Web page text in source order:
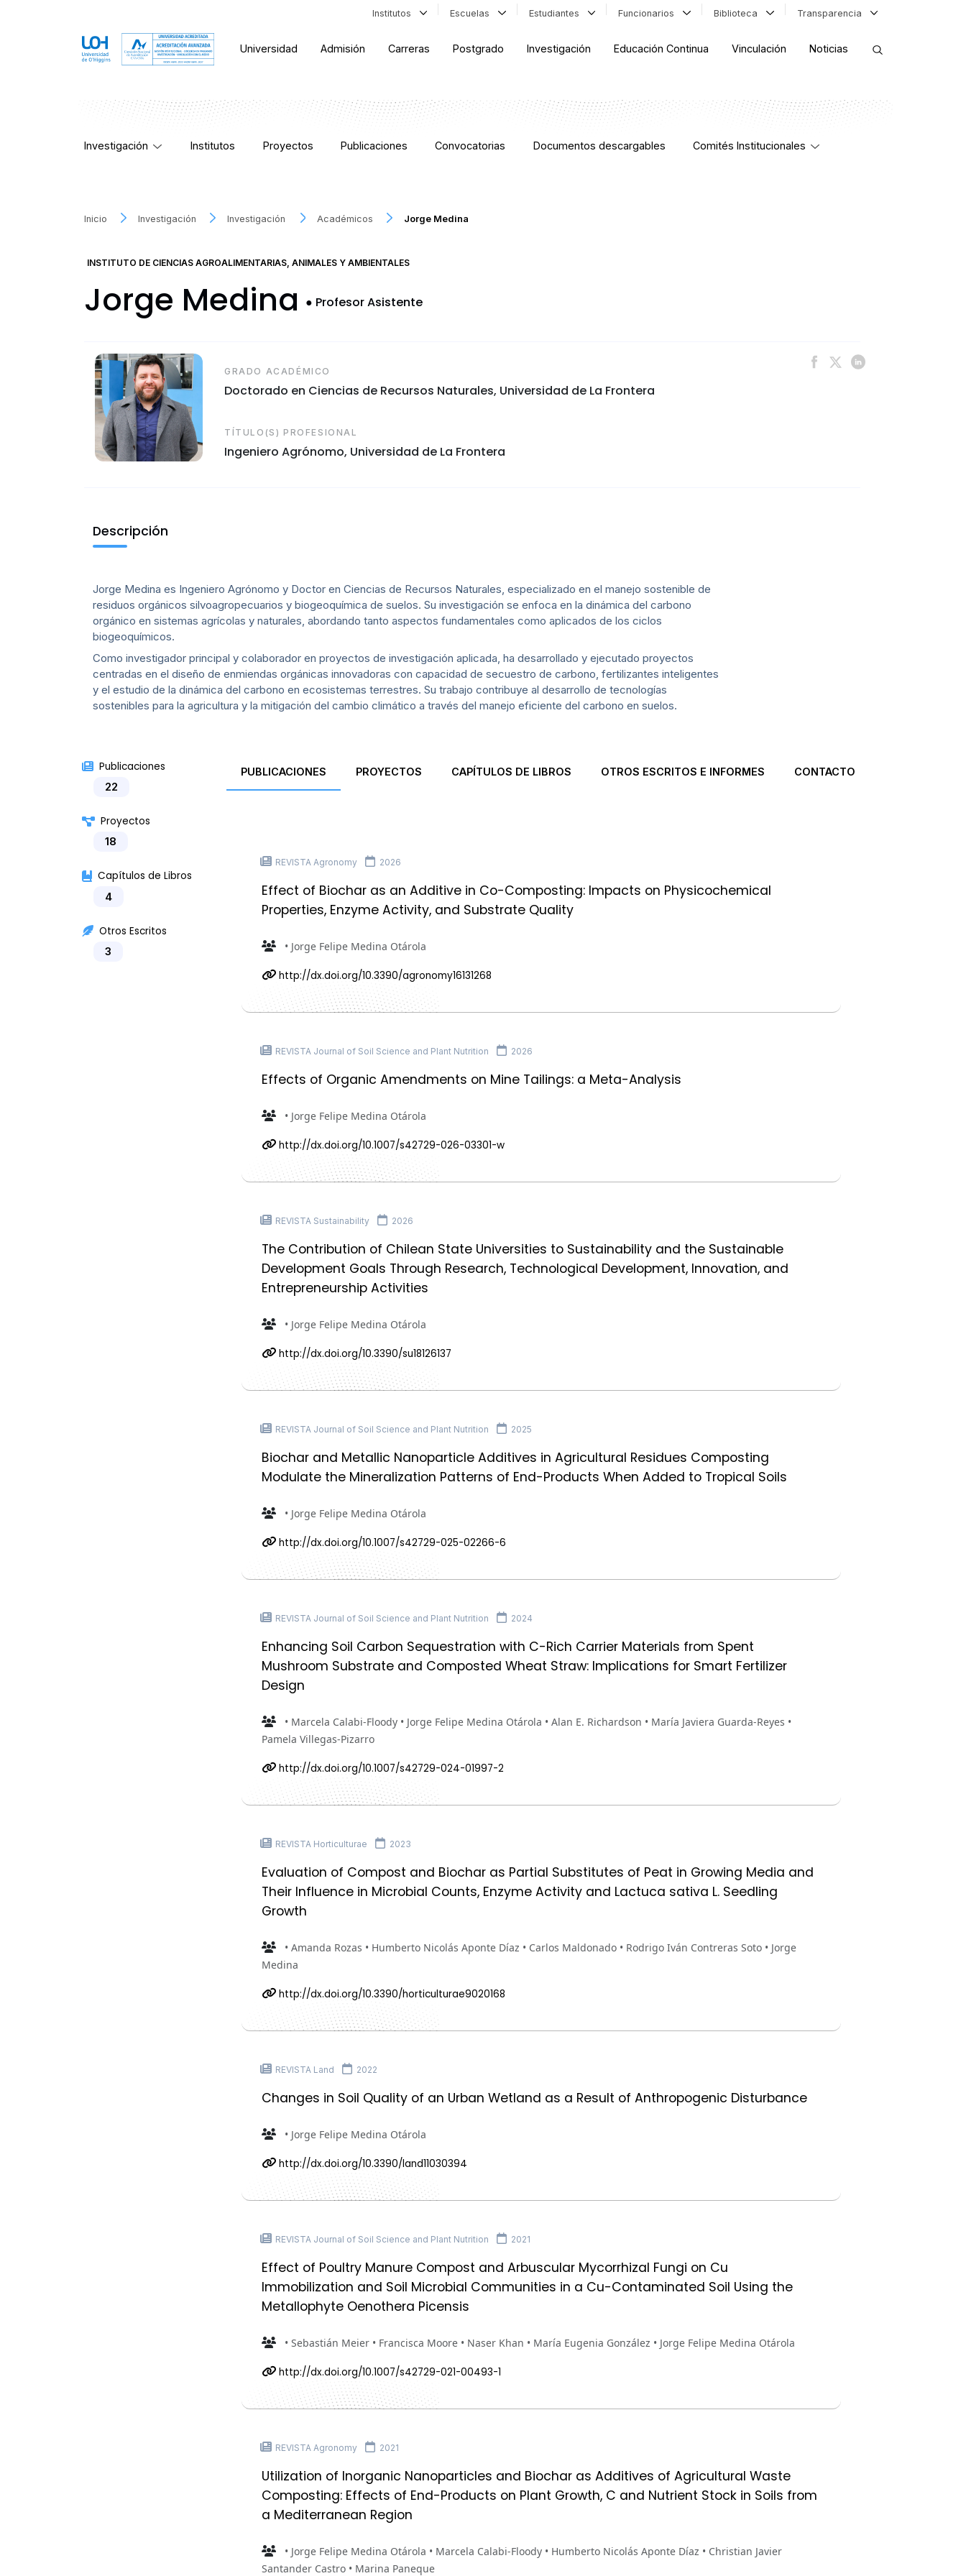
Institutos Escuelas Estudiantes Funcionarios Biblioteca Transparencia
Universidad Admisión Carreras Postgrado Investigación Educación Continua Vinculación Noticias
Investigación Institutos Proyectos Publicaciones Convocatorias Documentos descargables Comités Institucionales
Inicio Investigación Investigación Académicos Jorge Medina
INSTITUTO DE CIENCIAS AGROALIMENTARIAS, ANIMALES Y AMBIENTALES
Jorge Medina ● Profesor Asistente
GRADO ACADÉMICO
Doctorado en Ciencias de Recursos Naturales, Universidad de La Frontera
TÍTULO(S) PROFESIONAL
Ingeniero Agrónomo, Universidad de La Frontera
Descripción
Jorge Medina es Ingeniero Agrónomo y Doctor en Ciencias de Recursos Naturales, especializado en el manejo sostenible de
residuos orgánicos silvoagropecuarios y biogeoquímica de suelos. Su investigación se enfoca en la dinámica del carbono
orgánico en sistemas agrícolas y naturales, abordando tanto aspectos fundamentales como aplicados de los ciclos
biogeoquímicos.
Como investigador principal y colaborador en proyectos de investigación aplicada, ha desarrollado y ejecutado proyectos
centradas en el diseño de enmiendas orgánicas innovadoras con capacidad de secuestro de carbono, fertilizantes inteligentes
y el estudio de la dinámica del carbono en ecosistemas terrestres. Su trabajo contribuye al desarrollo de tecnologías
sostenibles para la agricultura y la mitigación del cambio climático a través del manejo eficiente del carbono en suelos.
Publicaciones
22
Proyectos
18
Capítulos de Libros
4
Otros Escritos
3
PUBLICACIONES PROYECTOS CAPÍTULOS DE LIBROS OTROS ESCRITOS E INFORMES CONTACTO
REVISTA Agronomy 2026
Effect of Biochar as an Additive in Co-Composting: Impacts on Physicochemical
Properties, Enzyme Activity, and Substrate Quality
• Jorge Felipe Medina Otárola
http://dx.doi.org/10.3390/agronomy16131268
REVISTA Journal of Soil Science and Plant Nutrition 2026
Effects of Organic Amendments on Mine Tailings: a Meta-Analysis
• Jorge Felipe Medina Otárola
http://dx.doi.org/10.1007/s42729-026-03301-w
REVISTA Sustainability 2026
The Contribution of Chilean State Universities to Sustainability and the Sustainable
Development Goals Through Research, Technological Development, Innovation, and
Entrepreneurship Activities
• Jorge Felipe Medina Otárola
http://dx.doi.org/10.3390/su18126137
REVISTA Journal of Soil Science and Plant Nutrition 2025
Biochar and Metallic Nanoparticle Additives in Agricultural Residues Composting
Modulate the Mineralization Patterns of End-Products When Added to Tropical Soils
• Jorge Felipe Medina Otárola
http://dx.doi.org/10.1007/s42729-025-02266-6
REVISTA Journal of Soil Science and Plant Nutrition 2024
Enhancing Soil Carbon Sequestration with C-Rich Carrier Materials from Spent
Mushroom Substrate and Composted Wheat Straw: Implications for Smart Fertilizer
Design
• Marcela Calabi-Floody • Jorge Felipe Medina Otárola • Alan E. Richardson • María Javiera Guarda-Reyes •
Pamela Villegas-Pizarro
http://dx.doi.org/10.1007/s42729-024-01997-2
REVISTA Horticulturae 2023
Evaluation of Compost and Biochar as Partial Substitutes of Peat in Growing Media and
Their Influence in Microbial Counts, Enzyme Activity and Lactuca sativa L. Seedling
Growth
• Amanda Rozas • Humberto Nicolás Aponte Díaz • Carlos Maldonado • Rodrigo Iván Contreras Soto • Jorge
Medina
http://dx.doi.org/10.3390/horticulturae9020168
REVISTA Land 2022
Changes in Soil Quality of an Urban Wetland as a Result of Anthropogenic Disturbance
• Jorge Felipe Medina Otárola
http://dx.doi.org/10.3390/land11030394
REVISTA Journal of Soil Science and Plant Nutrition 2021
Effect of Poultry Manure Compost and Arbuscular Mycorrhizal Fungi on Cu
Immobilization and Soil Microbial Communities in a Cu-Contaminated Soil Using the
Metallophyte Oenothera Picensis
• Sebastián Meier • Francisca Moore • Naser Khan • María Eugenia González • Jorge Felipe Medina Otárola
http://dx.doi.org/10.1007/s42729-021-00493-1
REVISTA Agronomy 2021
Utilization of Inorganic Nanoparticles and Biochar as Additives of Agricultural Waste
Composting: Effects of End-Products on Plant Growth, C and Nutrient Stock in Soils from
a Mediterranean Region
• Jorge Felipe Medina Otárola • Marcela Calabi-Floody • Humberto Nicolás Aponte Díaz • Christian Javier
Santander Castro • Marina Paneque